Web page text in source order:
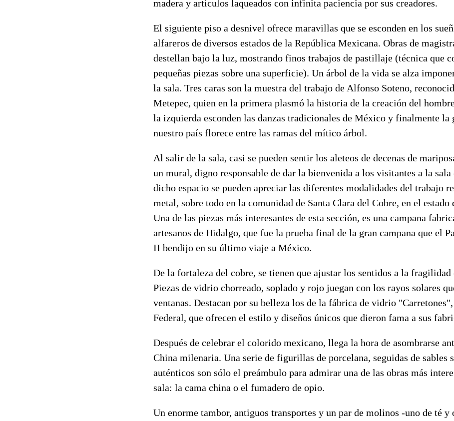
madera y artículos laqueados con infinita paciencia por sus creadores.
El siguiente piso a desnivel ofrece maravillas que se esconden en los
alfareros de diversos estados de la República Mexicana. Obras de
destellan bajo la luz, mostrando finos trabajos de pastillaje (técnica que
pequeñas piezas sobre una superficie). Un árbol de la vida se alza
la sala. Tres caras son la muestra del trabajo de Alfonso Soteno,
Metepec, quien en la primera plasmó la historia de la creación del
la izquierda esconden las danzas tradicionales de México y finalmente la
nuestro país florece entre las ramas del mítico árbol.
Al salir de la sala, casi se pueden sentir los aleteos de decenas de
un mural, digno responsable de dar la bienvenida a los visitantes a la sala
dicho espacio se pueden apreciar las diferentes modalidades del trabajo
metal, sobre todo en la comunidad de Santa Clara del Cobre, en el estado
Una de las piezas más interesantes de esta sección, es una campana
artesanos de Hidalgo, que fue la prueba final de la gran campana que el
II bendijo en su último viaje a México.
De la fortaleza del cobre, se tienen que ajustar los sentidos a la
Piezas de vidrio chorreado, soplado y rojo juegan con los rayos solares
ventanas. Destacan por su belleza los de la fábrica de vidrio
Federal, que ofrecen el estilo y diseños únicos que dieron fama a sus
Después de celebrar el colorido mexicano, llega la hora de asombrarse
China milenaria. Una serie de figurillas de porcelana, seguidas de sables
auténticos son sólo el preámbulo para admirar una de las obras más
sala: la cama china o el fumadero de opio.
Un enorme tambor, antiguos transportes y un par de molinos -uno de té y